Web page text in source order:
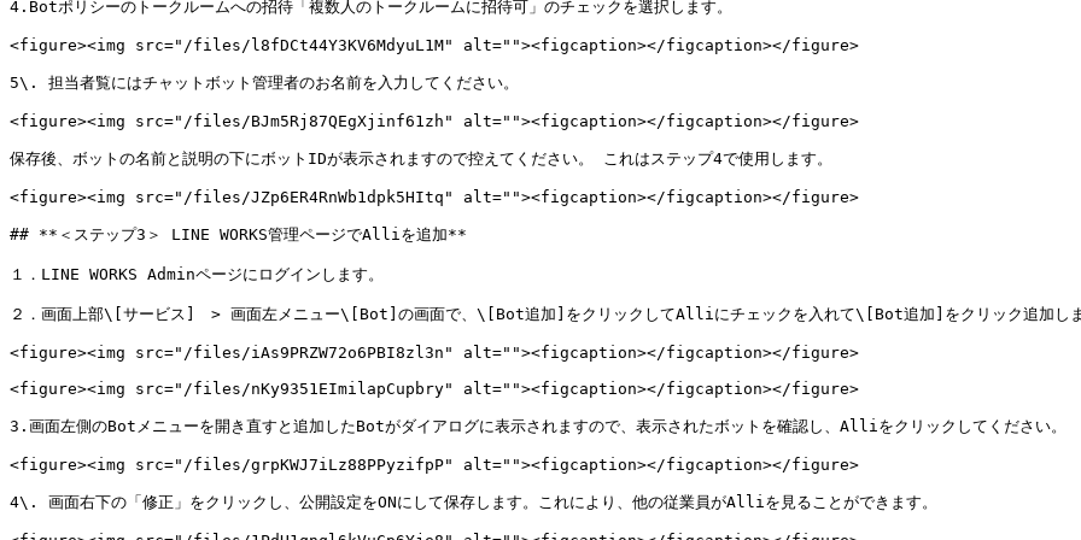
4.Botポリシーのトークルームへの招待「複数人のトークルームに招待可」のチェックを選択します。
<figure><img src="/files/l8fDCt44Y3KV6MdyuL1M" alt=""><figcaption></figcaption></figure>
5\. 担当者覧にはチャットボット管理者のお名前を入力してください。
<figure><img src="/files/BJm5Rj87QEgXjinf61zh" alt=""><figcaption></figcaption></figure>
保存後、ボットの名前と説明の下にボットIDが表示されますので控えてください。 これはステップ4で使用します。
<figure><img src="/files/JZp6ER4RnWb1dpk5HItq" alt=""><figcaption></figcaption></figure>
## **＜ステップ3＞ LINE WORKS管理ページでAlliを追加**
１．LINE WORKS Adminページにログインします。
２．画面上部\[サービス]　> 画面左メニュー\[Bot]の画面で、\[Bot追加]をクリックしてAlliにチェックを入れて\[Bot追加]をクリック追加し
<figure><img src="/files/iAs9PRZW72o6PBI8zl3n" alt=""><figcaption></figcaption></figure>
<figure><img src="/files/nKy9351EImilapCupbry" alt=""><figcaption></figcaption></figure>
3.画面左側のBotメニューを開き直すと追加したBotがダイアログに表示されますので、表示されたボットを確認し、Alliをクリックしてください。
<figure><img src="/files/grpKWJ7iLz88PPyzifpP" alt=""><figcaption></figcaption></figure>
4\. 画面右下の「修正」をクリックし、公開設定をONにして保存します。これにより、他の従業員がAlliを見ることができます。